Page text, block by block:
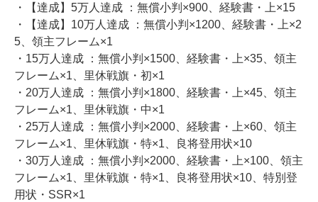
・【達成】5万人達成 ：無償小判×900、経験書・上×15
・【達成】10万人達成 ：無償小判×1200、経験書・上×2
5、領主フレーム×1
・15万人達成 ：無償小判×1500、経験書・上×35、領主
フレーム×1、里休戦旗・初×1
・20万人達成 ：無償小判×1800、経験書・上×45、領主
フレーム×1、里休戦旗・中×1
・25万人達成 ：無償小判×2000、経験書・上×60、領主
フレーム×1、里休戦旗・特×1、良将登用状×10
・30万人達成 ：無償小判×2000、経験書・上×100、領主
フレーム×1、里休戦旗・特×1、良将登用状×10、特別登
用状・SSR×1